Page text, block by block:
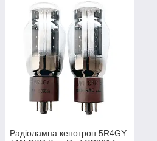
Радіолампа кенотрон 5R4GY